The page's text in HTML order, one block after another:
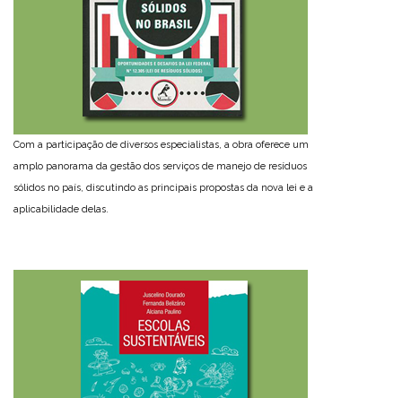
Com a participação de diversos especialistas, a obra oferece um
amplo panorama da gestão dos serviços de manejo de resíduos
sólidos no país, discutindo as principais propostas da nova lei e a
aplicabilidade delas.